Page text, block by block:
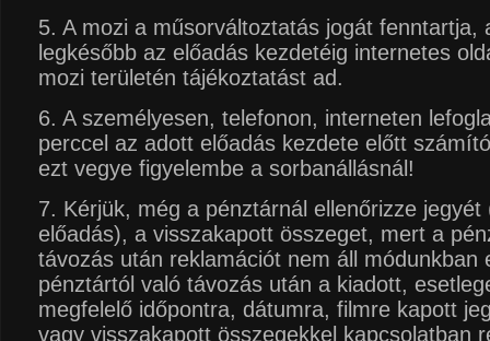
5. A mozi a műsorváltoztatás jogát fenntartja,
legkésőbb az előadás kezdetéig internetes
mozi területén tájékoztatást ad.
6. A személyesen, telefonon, interneten
perccel az adott előadás kezdete előtt
ezt vegye figyelembe a sorbanállásnál!
7. Kérjük, még a pénztárnál ellenőrizze
előadás), a visszakapott összeget, mert a
távozás után reklamációt nem áll módunkban
pénztártól való távozás után a kiadott,
megfelelő időpontra, dátumra, filmre kapott
vagy visszakapott összegekkel kapcsolatban